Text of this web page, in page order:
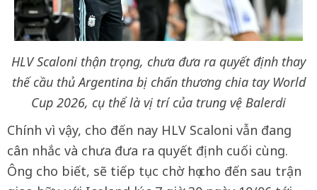
HLV Scaloni thận trọng, chưa đưa ra quyết định thay
thế cầu thủ Argentina bị chấn thương chia tay World
Cup 2026, cụ thể là vị trí của trung vệ Balerdi
Chính vì vậy, cho đến nay HLV Scaloni vẫn đang
cân nhắc và chưa đưa ra quyết định cuối cùng.
Ông cho biết, sẽ tiếp tục chờ họ cho đến sau trận